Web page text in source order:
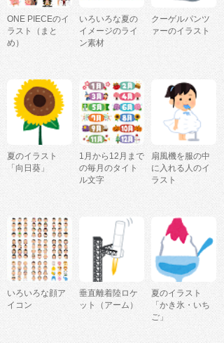
ONE PIECEのイ
ラスト（まと
め）
いろいろな夏の
イメージのライ
ン素材
クーゲルパンツ
ァーのイラスト
夏のイラスト
「向日葵」
1月から12月まで
の毎月のタイト
ル文字
扇風機を服の中
に入れる人のイ
ラスト
いろいろな顔ア
イコン
垂直離着陸ロケ
ット（アーム）
夏のイラスト
「かき氷・いち
ご」